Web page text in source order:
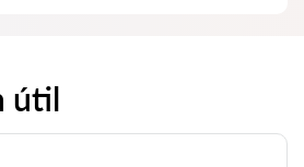
útil